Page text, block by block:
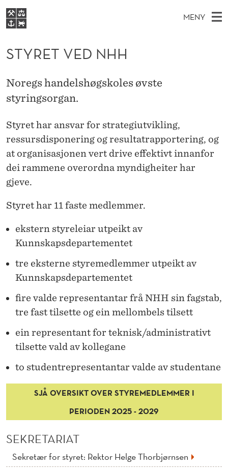
S
T
Y
R
E
T
V
E
D
N
MENY
O
E
D
E
N
Y
VIDEREUTDANNING
Ø
K
T
S
T
E
Forsiden
Studier
Forskning
Om NHH
Alumni
STYRET VED NHH
Noregs handelshøgskoles øvste
styringsorgan.
Styret har ansvar for strategiutvikling,
ressursdisponering og resultatrapportering, og
at organisasjonen vert drive effektivt innanfor
dei rammene overordna myndigheiter har
gjeve.
Styret har 11 faste medlemmer.
ekstern styreleiar utpeikt av
Kunnskapsdepartementet
tre eksterne styremedlemmer utpeikt av
Kunnskapsdepartementet
fire valde representantar frå NHH sin fagstab,
tre fast tilsette og ein mellombels tilsett
ein representant for teknisk/administrativt
tilsette vald av kollegane
to studentrepresentantar valde av studentane
SJÅ OVERSIKT OVER STYREMEDLEMMER I
PERIODEN 2025 - 2029
SEKRETARIAT
Sekretær for styret: Rektor Helge Thorbjørnsen